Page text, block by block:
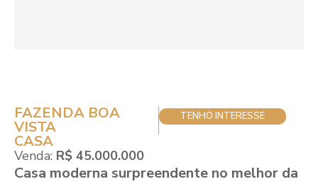
FAZENDA BOA
VISTA
CASA
Venda: R$ 45.000.000
TENHO INTERESSE
Casa moderna surpreendente no melhor da